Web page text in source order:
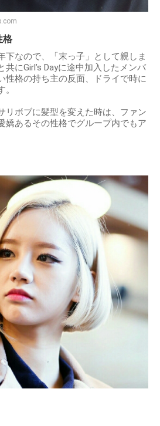
格
下なので、「末っ子」として親しま
にGirl’s Dayに途中加入したメンバ
性格の持ち主の反面、ドライで時に
リボブに髪型を変えた時は、ファン
嬌あるその性格でグループ内でもア